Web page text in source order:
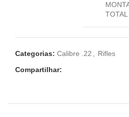
Categorias: Calibre .22 , Rifles
Compartilhar: